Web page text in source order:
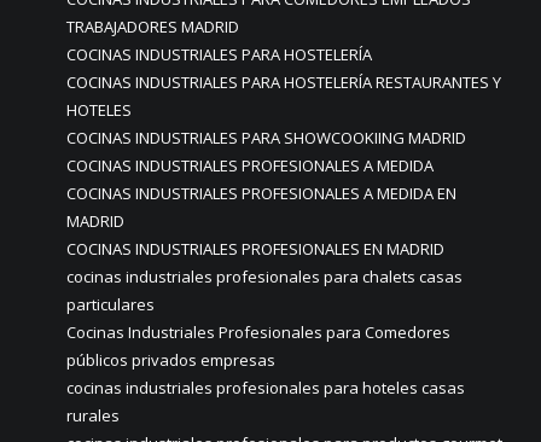
TRABAJADORES MADRID
COCINAS INDUSTRIALES PARA HOSTELERÍA
COCINAS INDUSTRIALES PARA HOSTELERÍA RESTAURANTES Y
HOTELES
COCINAS INDUSTRIALES PARA SHOWCOOKIING MADRID
COCINAS INDUSTRIALES PROFESIONALES A MEDIDA
COCINAS INDUSTRIALES PROFESIONALES A MEDIDA EN
MADRID
COCINAS INDUSTRIALES PROFESIONALES EN MADRID
cocinas industriales profesionales para chalets casas
particulares
Cocinas Industriales Profesionales para Comedores
públicos privados empresas
cocinas industriales profesionales para hoteles casas
rurales